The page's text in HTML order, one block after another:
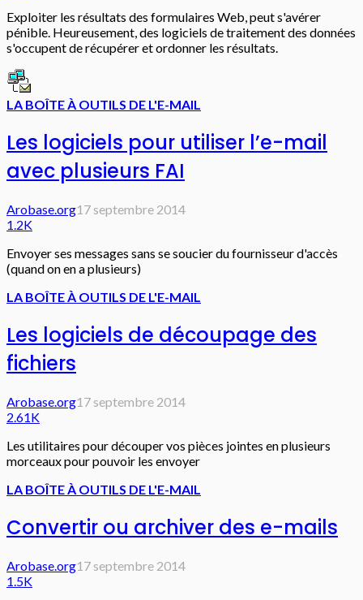
Exploiter les résultats des formulaires Web, peut s'avérer
pénible. Heureusement, des logiciels de traitement des données
s'occupent de récupérer et ordonner les résultats.
LA BOÎTE À OUTILS DE L'E-MAIL
Les logiciels pour utiliser l’e-mail
avec plusieurs FAI
Arobase.org17 septembre 2014
1.2K
Envoyer ses messages sans se soucier du fournisseur d'accès
(quand on en a plusieurs)
LA BOÎTE À OUTILS DE L'E-MAIL
Les logiciels de découpage des
fichiers
Arobase.org17 septembre 2014
2.61K
Les utilitaires pour découper vos pièces jointes en plusieurs
morceaux pour pouvoir les envoyer
LA BOÎTE À OUTILS DE L'E-MAIL
Convertir ou archiver des e-mails
Arobase.org17 septembre 2014
1.5K